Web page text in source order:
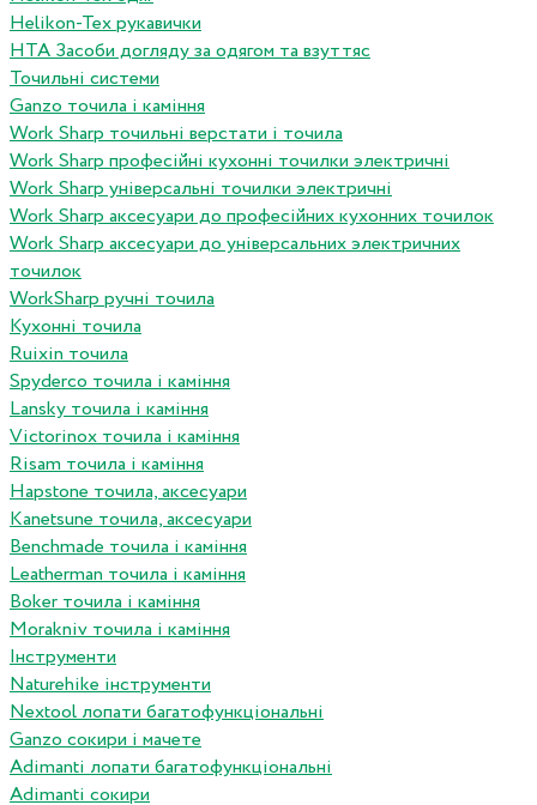
Helikon-Tex рукавички
HTA Засоби догляду за одягом та взуттяс
Точильні системи
Ganzo точила і каміння
Work Sharp точильні верстати і точила
Work Sharp професiйнi кухоннi точилки электричнi
Work Sharp унiверсальнi точилки электричнi
Work Sharp аксесуари до професiйних кухонних точилок
Work Sharp аксесуари до унiверсальних электричних
точилок
WorkSharp ручні точила
Кухонні точила
Ruixin точила
Spyderco точила і каміння
Lansky точила і каміння
Victorinox точила і каміння
Risam точила і каміння
Hapstone точила, аксесуари
Kanetsune точила, аксесуари
Benchmade точила і каміння
Leatherman точила і каміння
Boker точила і каміння
Morakniv точила і каміння
Інструменти
Naturehike інструменти
Nextool лопати багатофункціональні
Ganzo сокири і мачете
Adimanti лопати багатофункціональні
Adimanti сокири